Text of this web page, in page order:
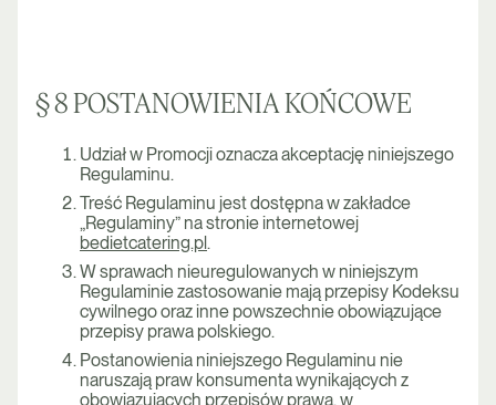
§ 8 POSTANOWIENIA KOŃCOWE
Udział w Promocji oznacza akceptację niniejszego
Regulaminu.
Treść Regulaminu jest dostępna w zakładce
„Regulaminy” na stronie internetowej
bedietcatering.pl.
W sprawach nieuregulowanych w niniejszym
Regulaminie zastosowanie mają przepisy Kodeksu
cywilnego oraz inne powszechnie obowiązujące
przepisy prawa polskiego.
Postanowienia niniejszego Regulaminu nie
naruszają praw konsumenta wynikających z
obowiązujących przepisów prawa, w